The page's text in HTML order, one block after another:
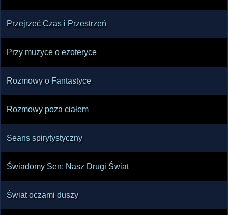
Przejrzeć Czas i Przestrzeń
Przy muzyce o ezoteryce
Rozmowy o Fantastyce
Rozmowy poza ciałem
Seans spirytystyczny
Świadomy Sen: Nasz Drugi Świat
Świat oczami duszy